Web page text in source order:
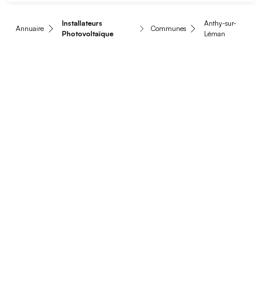
Annuaire
Installateurs
Photovoltaïque
Communes
Anthy-sur-
Léman